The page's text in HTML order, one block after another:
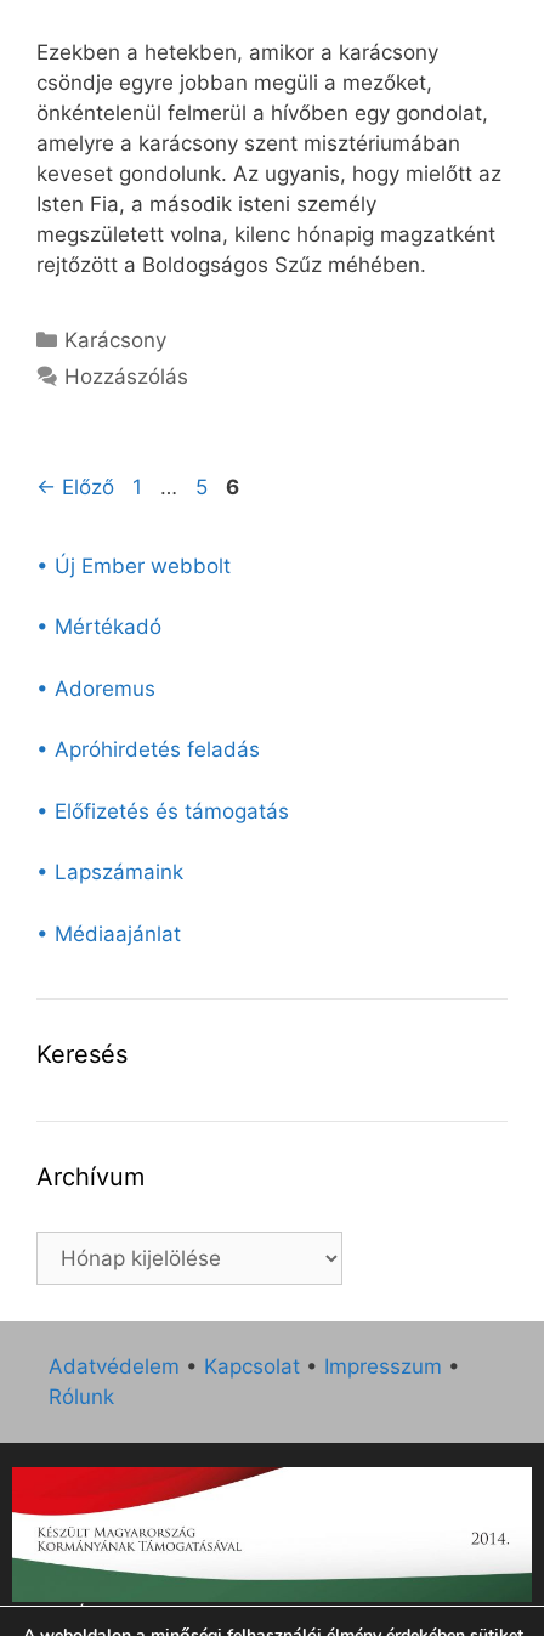
Ezekben a hetekben, amikor a karácsony
csöndje egyre jobban megüli a mezőket,
önkéntelenül felmerül a hívőben egy gondolat,
amelyre a karácsony szent misztériumában
keveset gondolunk. Az ugyanis, hogy mielőtt az
Isten Fia, a második isteni személy
megszületett volna, kilenc hónapig magzatként
rejtőzött a Boldogságos Szűz méhében.
Kategória
Karácsony
Hozzászólás
← Előző Oldal
1 … Oldal
5 Oldal
6
• Új Ember webbolt
• Mértékadó
• Adoremus
• Apróhirdetés feladás
• Előfizetés és támogatás
• Lapszámaink
• Médiaajánlat
Keresés
Archívum
Archívum
Adatvédelem • Kapcsolat • Impresszum •
Rólunk
„Az Új Ember katolikus hetilap 2014. évi működésének